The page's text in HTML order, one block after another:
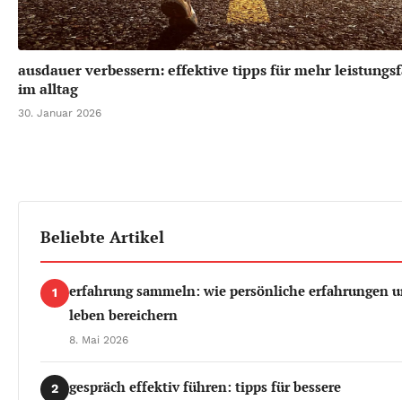
ausdauer verbessern: effektive tipps für mehr
im alltag
30. Januar 2026
Beliebte Artikel
1
erfahrung sammeln: wie persönliche erfahrungen
leben bereichern
8. Mai 2026
2
gespräch effektiv führen: tipps für bessere